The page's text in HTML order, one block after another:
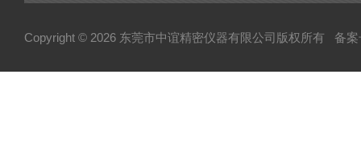
Copyright © 2026 东莞市中谊精密仪器有限公司版权所有 备案